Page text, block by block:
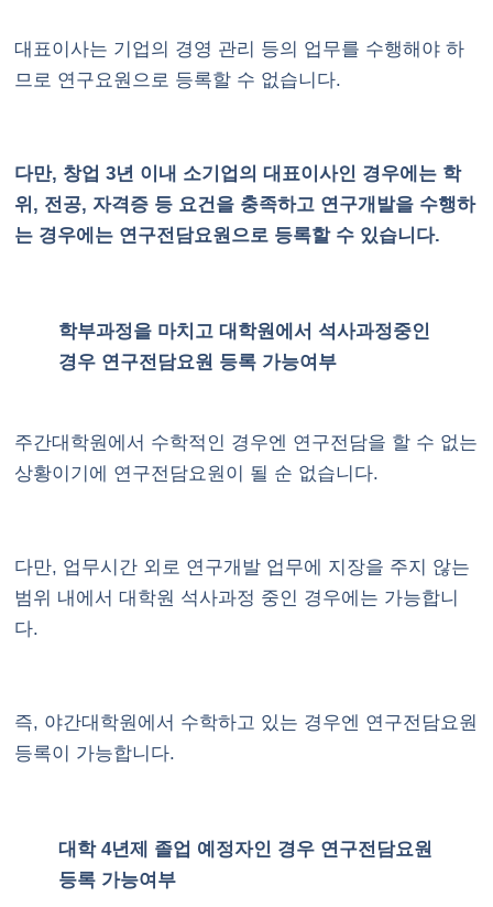
대표이사는 기업의 경영 관리 등의 업무를 수행해야 하
므로 연구요원으로 등록할 수 없습니다.
다만, 창업 3년 이내 소기업의 대표이사인 경우에는 학
위, 전공, 자격증 등 요건을 충족하고 연구개발을 수행하
는 경우에는 연구전담요원으로 등록할 수 있습니다.
학부과정을 마치고 대학원에서 석사과정중인
경우 연구전담요원 등록 가능여부
주간대학원에서 수학적인 경우엔 연구전담을 할 수 없는
상황이기에 연구전담요원이 될 순 없습니다.
다만, 업무시간 외로 연구개발 업무에 지장을 주지 않는
범위 내에서 대학원 석사과정 중인 경우에는 가능합니
다.
즉, 야간대학원에서 수학하고 있는 경우엔 연구전담요원
등록이 가능합니다.
대학 4년제 졸업 예정자인 경우 연구전담요원
등록 가능여부